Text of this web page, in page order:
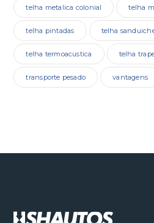
telha metalica colonial telha
telha pintadas telha
telha termoacustica telha
transporte pesado vantagens